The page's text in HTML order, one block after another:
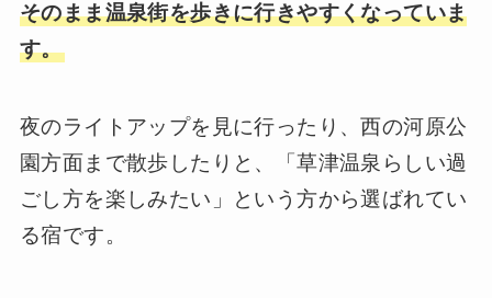
そのまま温泉街を歩きに行きやすくなっていま
す。
夜のライトアップを見に行ったり、西の河原公
園方面まで散歩したりと、「草津温泉らしい過
ごし方を楽しみたい」という方から選ばれてい
る宿です。